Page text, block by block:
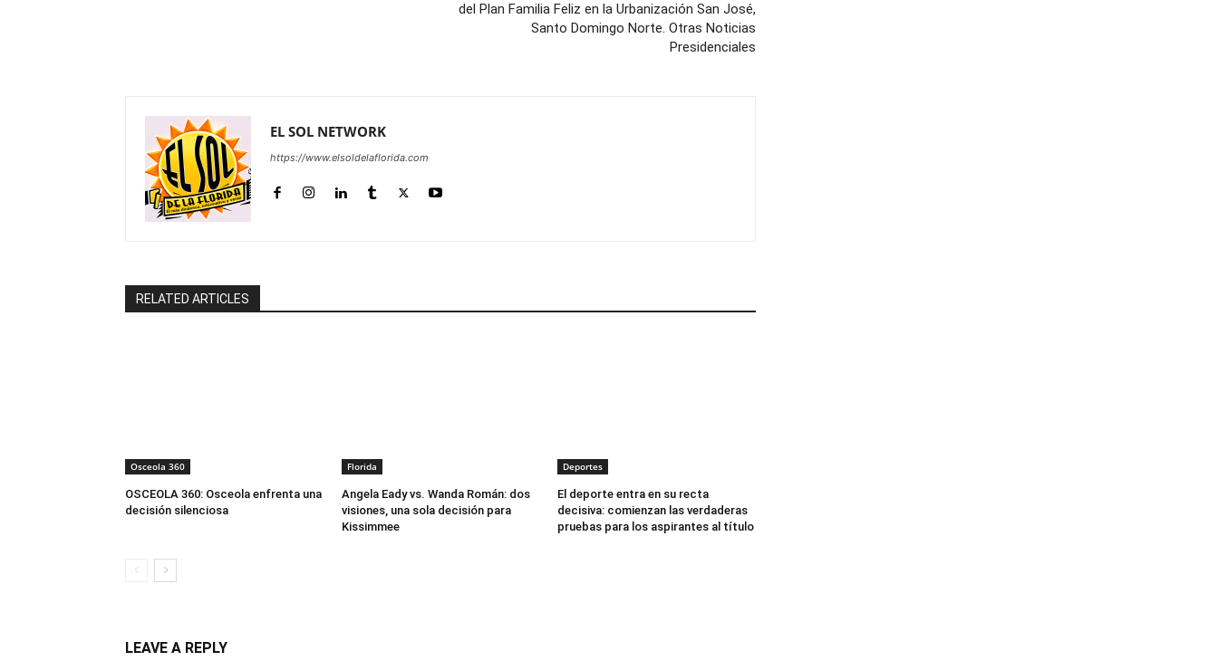
del Plan Familia Feliz en la Urbanización San José,
Santo Domingo Norte. Otras Noticias
Presidenciales
EL SOL NETWORK
https://www.elsoldelaflorida.com
RELATED ARTICLES
Osceola 360
OSCEOLA 360: Osceola enfrenta una
decisión silenciosa
Florida
Angela Eady vs. Wanda Román: dos
visiones, una sola decisión para
Kissimmee
Deportes
El deporte entra en su recta
decisiva: comienzan las verdaderas
pruebas para los aspirantes al título
LEAVE A REPLY